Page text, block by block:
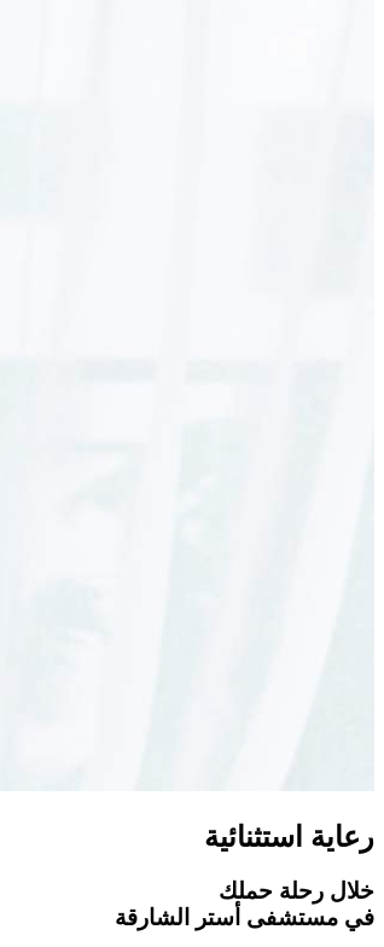
رعاية استثنائية
خلال رحلة حملك
في مستشفى أستر الشارقة